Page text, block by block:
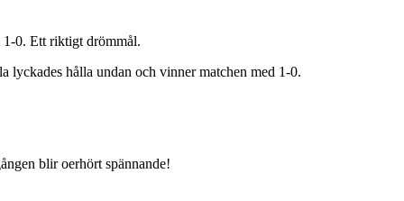
0. Ett riktigt drömmål.
lyckades hålla undan och vinner matchen med 1-0.
blir oerhört spännande!